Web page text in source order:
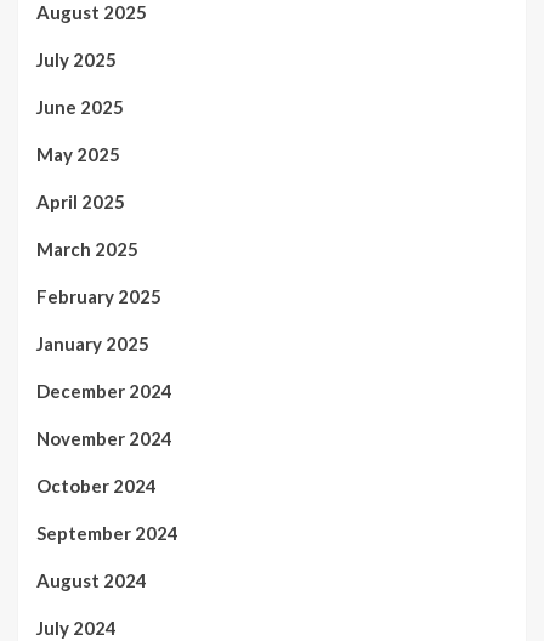
August 2025
July 2025
June 2025
May 2025
April 2025
March 2025
February 2025
January 2025
December 2024
November 2024
October 2024
September 2024
August 2024
July 2024